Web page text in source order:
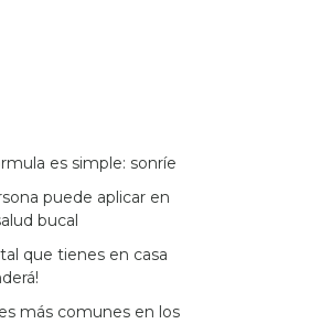
es simple: sonríe
puede aplicar en
bucal
que tienes en casa
más comunes en los